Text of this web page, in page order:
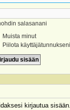
salasanani
Muista minut
Piilota
kirjautua